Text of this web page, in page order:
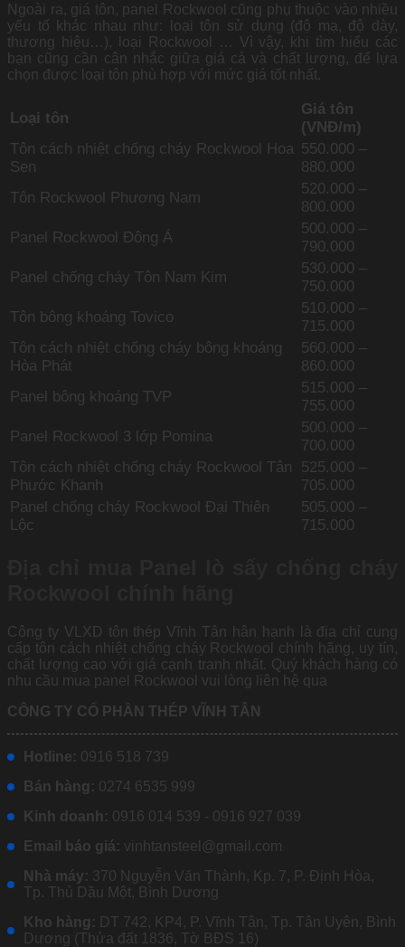
Ngoài ra, giá tôn, panel Rockwool cũng phụ thuộc vào nhiều
yếu tố khác nhau như: loại tôn sử dụng (độ mạ, độ dày,
thương hiệu…), loại Rockwool … Vì vậy, khi tìm hiểu các
bạn cũng cần cân nhắc giữa giá cả và chất lượng, để lựa
chọn được loại tôn phù hợp với mức giá tốt nhất.
Loại tôn
Giá tôn
(VNĐ/m)
Tôn cách nhiệt chống cháy Rockwool Hoa
Sen
550.000 –
880.000
Tôn Rockwool Phương Nam
520.000 –
800.000
Panel Rockwool Đông Á
500.000 –
790.000
Panel chống cháy Tôn Nam Kim
530.000 –
750.000
Tôn bông khoáng Tovico
510.000 –
715.000
Tôn cách nhiệt chống cháy bông khoáng
Hòa Phát
560.000 –
860.000
Panel bông khoáng TVP
515.000 –
755.000
Panel Rockwool 3 lớp Pomina
500.000 –
700.000
Tôn cách nhiệt chống cháy Rockwool Tân
Phước Khanh
525.000 –
705.000
Panel chống cháy Rockwool Đại Thiên
Lộc
505.000 –
715.000
Công ty VLXD tôn thép Vĩnh Tân hân hạnh là địa chỉ cung
cấp tôn cách nhiệt chống cháy Rockwool chính hãng, uy tín,
chất lượng cao với giá cạnh tranh nhất. Quý khách hàng có
nhu cầu mua panel Rockwool vui lòng liên hệ qua
CÔNG TY CỔ PHẦN THÉP VĨNH TÂN
Hotline: 0916 518 739
Bán hàng: 0274 6535 999
Kinh doanh: 0916 014 539 - 0916 927 039
Email báo giá: vinhtansteel@gmail.com
Nhà máy: 370 Nguyễn Văn Thành, Kp. 7, P. Định Hòa,
Tp. Thủ Dầu Một, Bình Dương
Kho hàng: DT 742, KP4, P. Vĩnh Tân, Tp. Tân Uyên, Bình
Dương (Thửa đất 1836, Tờ BĐS 16)